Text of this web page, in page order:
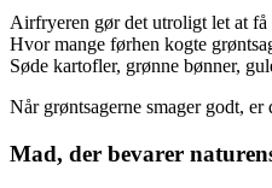
Airfryeren gør det utroligt let at få
Hvor mange førhen kogte
Søde kartofler, grønne bønner,
Når grøntsagerne smager godt, er
Mad, der bevarer